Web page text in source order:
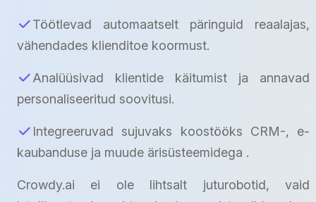
Töötlevad automaatselt päringuid reaalajas,
vähendades klienditoe koormust.
Analüüsivad klientide käitumist ja annavad
personaliseeritud soovitusi.
Integreeruvad sujuvaks koostööks CRM-, e-
kaubanduse ja muude ärisüsteemidega .
Crowdy.ai ei ole lihtsalt juturobotid, vaid